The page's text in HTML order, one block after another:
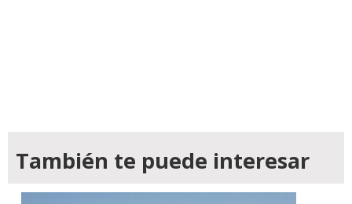
También te puede interesar